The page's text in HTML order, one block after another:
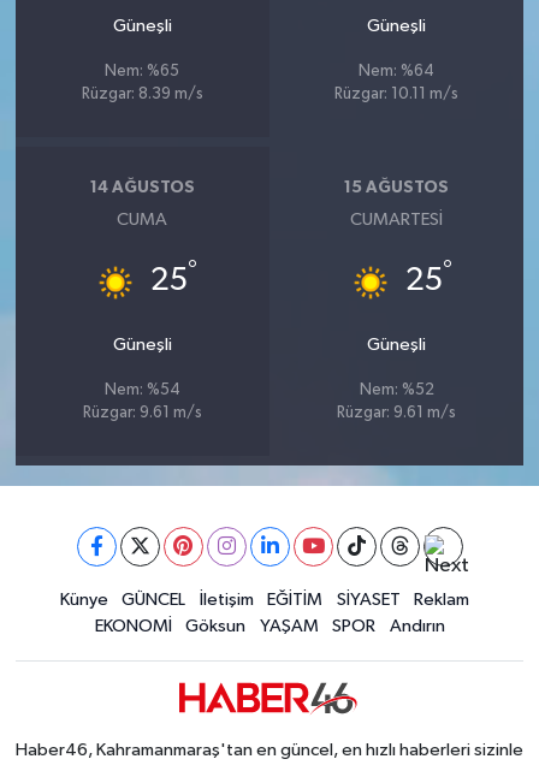
Güneşli
Nem: %65
Rüzgar: 8.39 m/s
Güneşli
Nem: %64
Rüzgar: 10.11 m/s
14 AĞUSTOS
CUMA
25°
Güneşli
Nem: %54
Rüzgar: 9.61 m/s
15 AĞUSTOS
CUMARTESI
25°
Güneşli
Nem: %52
Rüzgar: 9.61 m/s
Künye GÜNCEL İletişim EĞİTİM SİYASET
Reklam
EKONOMİ
Göksun YAŞAM SPOR Andırın
Haber46, Kahramanmaraş'tan en güncel, en hızlı haberleri sizinle
HABERDE İNSAN